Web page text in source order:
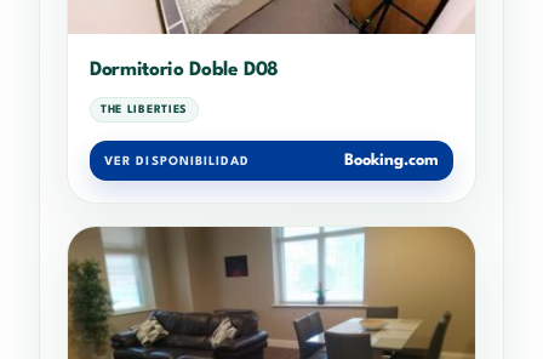
Dormitorio Doble D08
THE LIBERTIES
VER DISPONIBILIDAD Booking.com